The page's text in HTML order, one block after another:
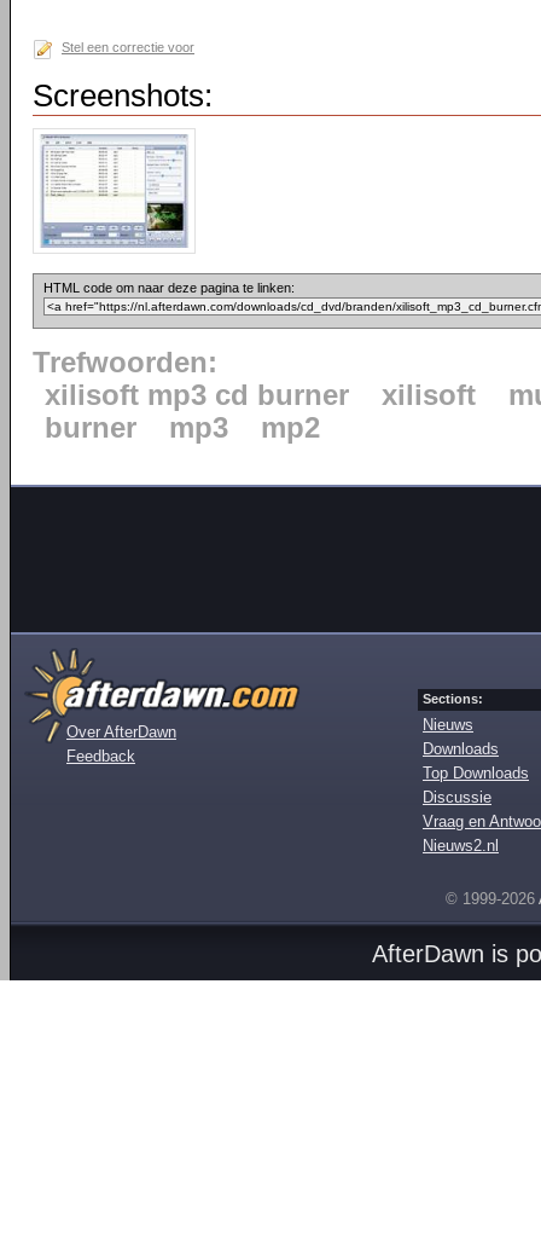
Stel een correctie voor
Screenshots:
HTML code om naar deze pagina te linken:
Trefwoorden:
xilisoft mp3 cd burner
xilisoft
burner
mp3 mp2
Over AfterDawn
Feedback
Sections:
Nieuws
Downloads
Top Downloads
Discussie
Vraag en
Nieuws2.nl
© 1999-2026
AfterDawn is